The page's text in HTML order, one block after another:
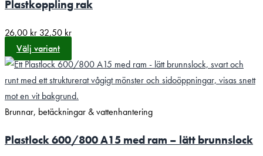
Plastkoppling rak
26,00 kr 32,50 kr
Välj variant
Brunnar, betäckningar & vattenhantering
Plastlock 600/800 A15 med ram – lätt brunnslock